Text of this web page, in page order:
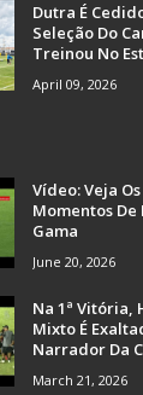
Dutra É
Seleção Do
Treinou No
April 09, 2026
Vídeo: Veja
Momentos De
Gama
June 20, 2026
Na 1ª Vitória,
Mixto É
Narrador Da
March 21, 2026